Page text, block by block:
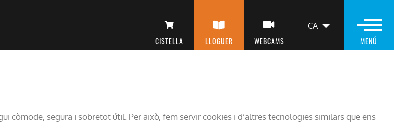
CISTELLA LLOGUER WEBCAMS
CA LLISTA LES
MENÚ
DE COOKIES
còmode, segura i sobretot útil. Per això, fem servir cookies i d’altres tecnologies similars que ens